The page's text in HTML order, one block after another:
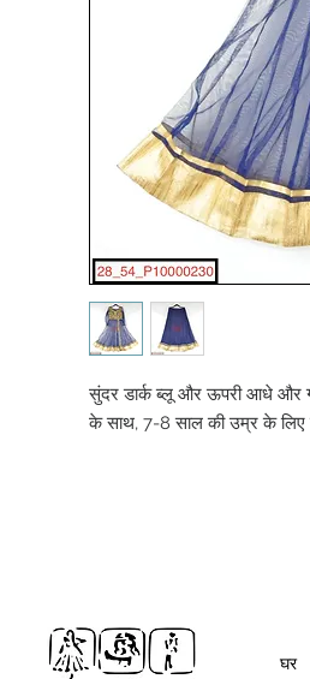
सुंदर डार्क ब्लू और ऊपरी आधे और
के साथ, 7-8 साल की उम्र के लिए
घर